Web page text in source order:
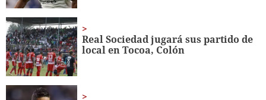
Real Sociedad jugará sus partido de
local en Tocoa, Colón